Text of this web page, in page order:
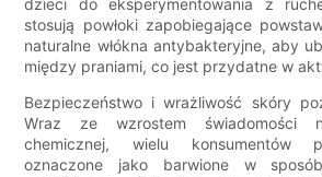
dzieci do eksperymentowania z
stosują powłoki zapobiegające
naturalne włókna antybakteryjne, aby
między praniami, co jest przydatne w
Bezpieczeństwo i wrażliwość skóry
Wraz ze wzrostem świadomości
chemicznej, wielu konsumentów
oznaczone jako barwione w